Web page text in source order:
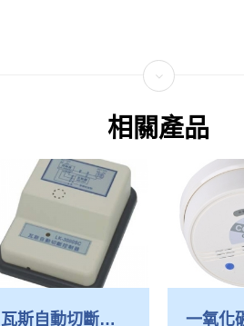
相關產品
瓦斯自動切斷控
一氧化